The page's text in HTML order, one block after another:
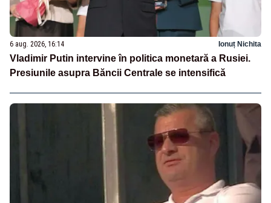
6 aug. 2026, 16:14 Ionuț Nichita
Vladimir Putin intervine în politica monetară a Rusiei.
Presiunile asupra Băncii Centrale se intensifică